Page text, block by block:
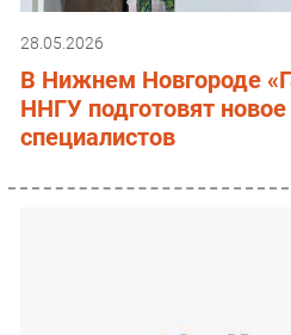
28.05.2026
В Нижнем Новгороде
ННГУ подготовят
специалистов